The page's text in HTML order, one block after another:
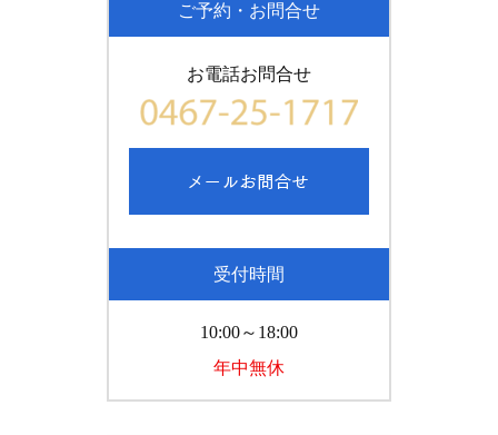
ご予約・お問合せ
お電話お問合せ
受付時間
10:00～18:00
年中無休